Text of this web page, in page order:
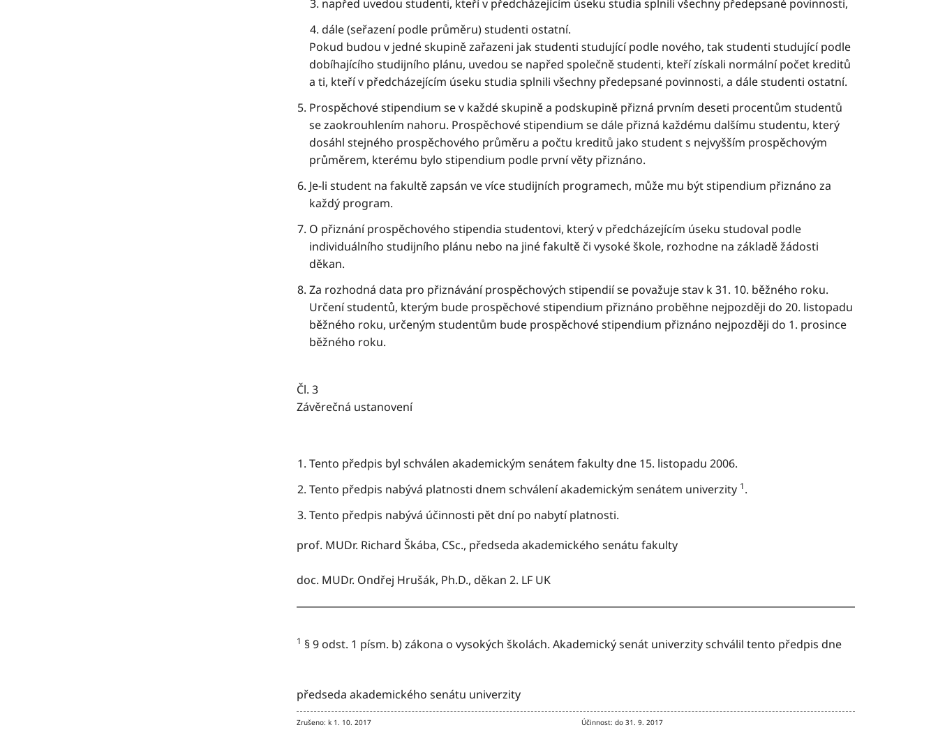
napřed uvedou studenti, kteří v předcházejícím úseku studia splnili všechny předepsané povinnosti,
dále (seřazení podle průměru) studenti ostatní.
Pokud budou v jedné skupině zařazeni jak studenti studující podle nového, tak studenti studující podle
dobíhajícího studijního plánu, uvedou se napřed společně studenti, kteří získali normální počet kreditů
a ti, kteří v předcházejícím úseku studia splnili všechny předepsané povinnosti, a dále studenti ostatní.
Prospěchové stipendium se v každé skupině a podskupině přizná prvním deseti procentům studentů
se zaokrouhlením nahoru. Prospěchové stipendium se dále přizná každému dalšímu studentu, který
dosáhl stejného prospěchového průměru a počtu kreditů jako student s nejvyšším prospěchovým
průměrem, kterému bylo stipendium podle první věty přiznáno.
Je-li student na fakultě zapsán ve více studijních programech, může mu být stipendium přiznáno za
každý program.
O přiznání prospěchového stipendia studentovi, který v předcházejícím úseku studoval podle
individuálního studijního plánu nebo na jiné fakultě či vysoké škole, rozhodne na základě žádosti
děkan.
Za rozhodná data pro přiznávání prospěchových stipendií se považuje stav k 31. 10. běžného roku.
Určení studentů, kterým bude prospěchové stipendium přiznáno proběhne nejpozději do 20. listopadu
běžného roku, určeným studentům bude prospěchové stipendium přiznáno nejpozději do 1. prosince
běžného roku.
Čl. 3
Závěrečná ustanovení
Tento předpis byl schválen akademickým senátem fakulty dne 15. listopadu 2006.
Tento předpis nabývá platnosti dnem schválení akademickým senátem univerzity 1.
Tento předpis nabývá účinnosti pět dní po nabytí platnosti.
prof. MUDr. Richard Škába, CSc., předseda akademického senátu fakulty
doc. MUDr. Ondřej Hrušák, Ph.D., děkan 2. LF UK
1 § 9 odst. 1 písm. b) zákona o vysokých školách. Akademický senát univerzity schválil tento předpis dne
předseda akademického senátu univerzity
Zrušeno: k 1. 10. 2017 Účinnost: do 31. 9. 2017